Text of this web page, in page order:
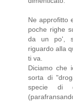
Ne approfitto
poche righe
da un po',
riguardo alla
ti va.
Diciamo che
sorta di
specie di